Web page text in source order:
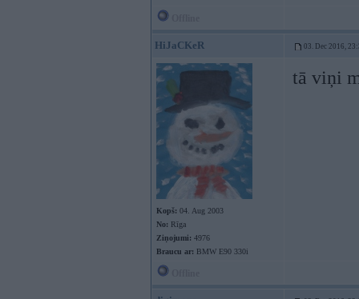
HiJaCKeR 03. Dec 2016,
Kopš: 04. Aug 2003
No: Rīga
Ziņojumi: 4976
Braucu ar: BMW E90 330i
tā viņi